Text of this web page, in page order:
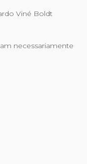
Viné Boldt
necessariamente